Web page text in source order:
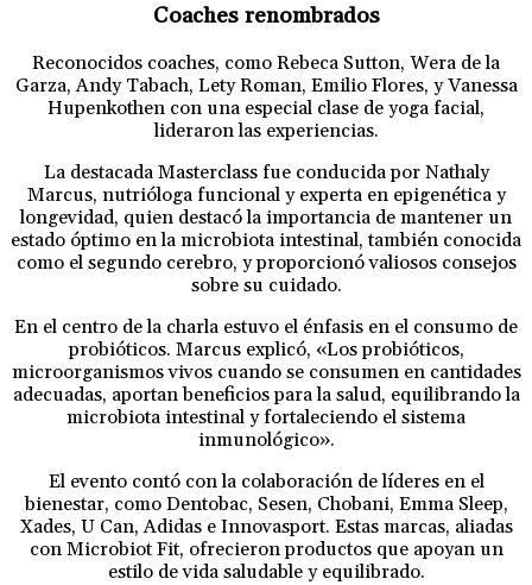
Coaches renombrados
Reconocidos coaches, como Rebeca Sutton, Wera de la
Garza, Andy Tabach, Lety Roman, Emilio Flores, y Vanessa
Hupenkothen con una especial clase de yoga facial,
lideraron las experiencias.
La destacada Masterclass fue conducida por Nathaly
Marcus, nutrióloga funcional y experta en epigenética y
longevidad, quien destacó la importancia de mantener un
estado óptimo en la microbiota intestinal, también conocida
como el segundo cerebro, y proporcionó valiosos consejos
sobre su cuidado.
En el centro de la charla estuvo el énfasis en el consumo de
probióticos. Marcus explicó, «Los probióticos,
microorganismos vivos cuando se consumen en cantidades
adecuadas, aportan beneficios para la salud, equilibrando la
microbiota intestinal y fortaleciendo el sistema
inmunológico».
El evento contó con la colaboración de líderes en el
bienestar, como Dentobac, Sesen, Chobani, Emma Sleep,
Xades, U Can, Adidas e Innovasport. Estas marcas, aliadas
con Microbiot Fit, ofrecieron productos que apoyan un
estilo de vida saludable y equilibrado.